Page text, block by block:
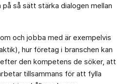
så sätt stärka dialogen mellan
och jobba med är exempelvis
hur företag i branschen kan
den kompetens de söker, att
tillsammans för att fylla